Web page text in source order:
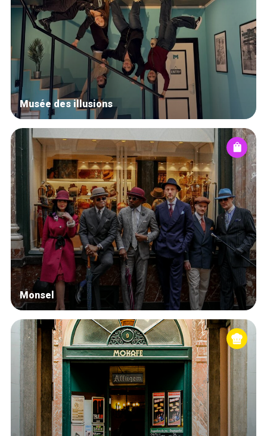
Musée des illusions
Monsel